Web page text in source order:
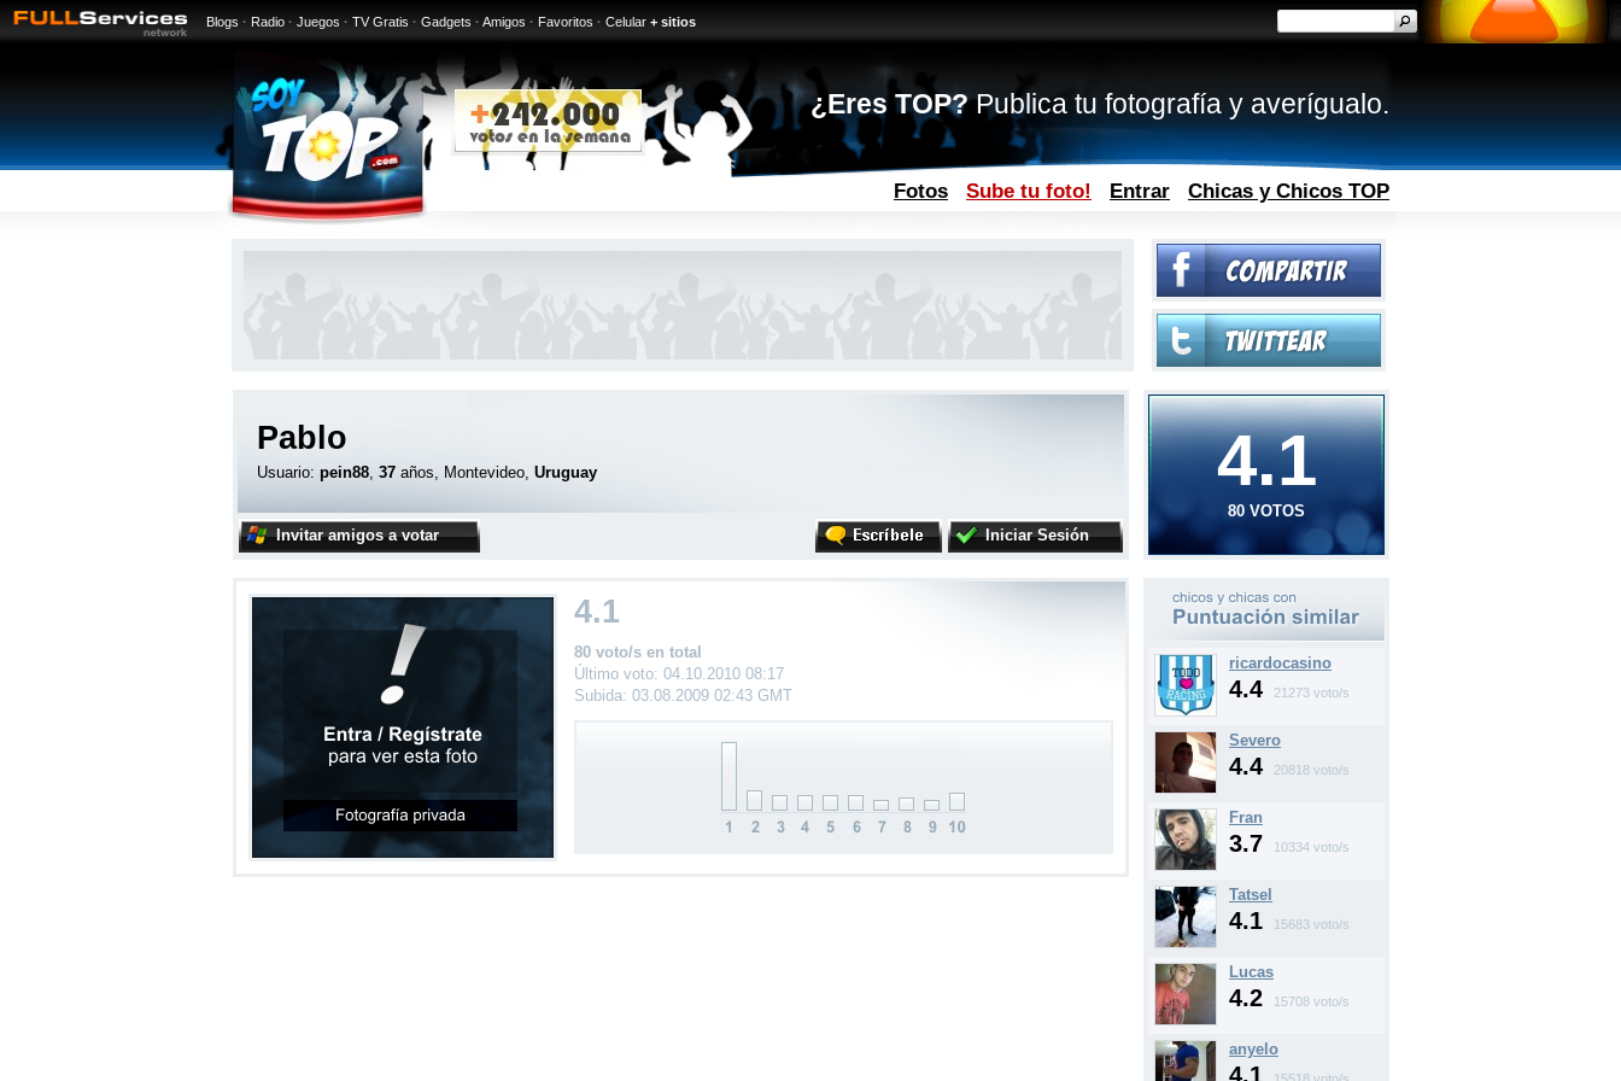
Blogs · Radio · Juegos · TV Gratis · Gadgets · Amigos · Favoritos · Celular + sitios
¿Eres TOP?Publica tu fotografía y averígualo.
Fotos Sube tu foto! Entrar Chicas y Chicos TOP
4.1
80 VOTOS
Pablo
Usuario: pein88, 37 años, Montevideo, Uruguay
Iniciar Sesión
Invitar amigos a votar
ricardocasino
4.4 21273 voto/s
Severo
4.4 20818 voto/s
Fran
3.7 10334 voto/s
Tatsel
4.1 15683 voto/s
Lucas
4.2 15708 voto/s
anyelo
4.1
4.1
80 voto/s en total
Último voto: 04.10.2010 08:17
Subida: 03.08.2009 02:43 GMT